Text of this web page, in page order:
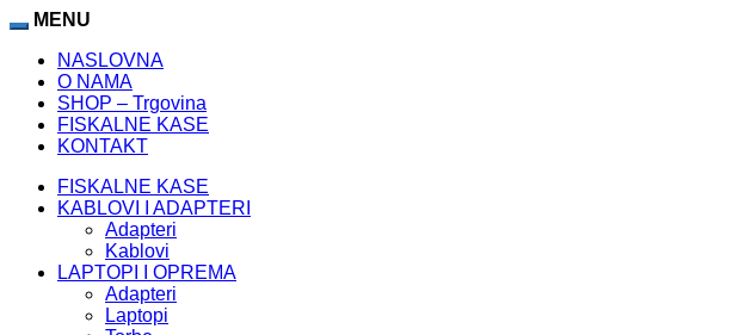
MENU
NASLOVNA
O NAMA
SHOP – Trgovina
FISKALNE KASE
KONTAKT
FISKALNE KASE
KABLOVI I ADAPTERI
Adapteri
Kablovi
LAPTOPI I OPREMA
Adapteri
Laptopi